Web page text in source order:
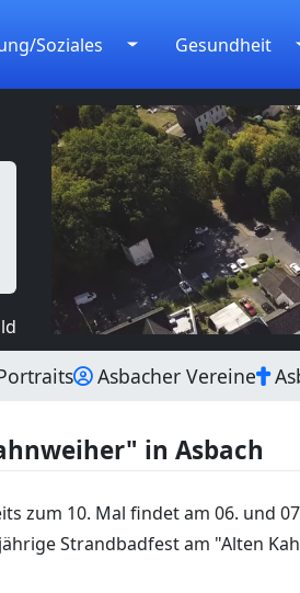
Soziales Gesundheit
Asbacher Vereine
in Asbach
zum 10. Mal findet am 06. und
Strandbadfest am "Alten